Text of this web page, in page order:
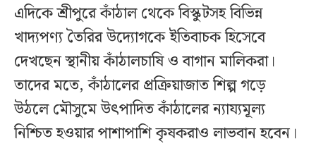
এদিকে শ্রীপুরে কাঁঠাল থেকে বিস্কুটসহ বিভিন্ন
খাদ্যপণ্য তৈরির উদ্যোগকে ইতিবাচক হিসেবে
দেখছেন স্থানীয় কাঁঠালচাষি ও বাগান মালিকরা।
তাদের মতে, কাঁঠালের প্রক্রিয়াজাত শিল্প গড়ে
উঠলে মৌসুমে উৎপাদিত কাঁঠালের ন্যায্যমূল্য
নিশ্চিত হওয়ার পাশাপাশি কৃষকরাও লাভবান হবেন।